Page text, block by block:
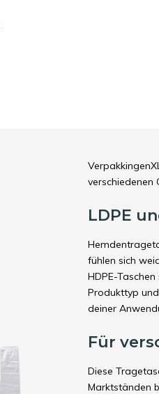
verschiedenen
LDPE
fühlen sich
HDPE-
Produkttyp
deiner
Für
Diese
Marktständen